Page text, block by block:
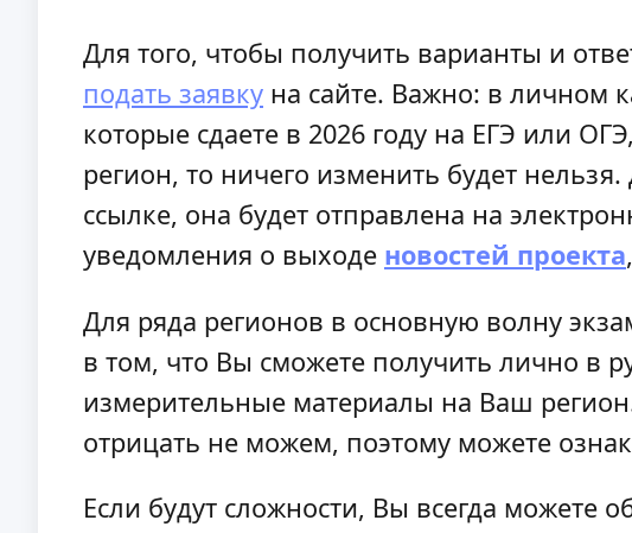
Для того, чтобы получить варианты и
подать заявку на сайте. Важно: в личном
которые сдаете в 2026 году на ЕГЭ или
регион, то ничего изменить будет
ссылке, она будет отправлена на
уведомления о выходе новостей проекта
Для ряда регионов в основную волну
в том, что Вы сможете получить лично в
измерительные материалы на Ваш
отрицать не можем, поэтому можете
Если будут сложности, Вы всегда можете